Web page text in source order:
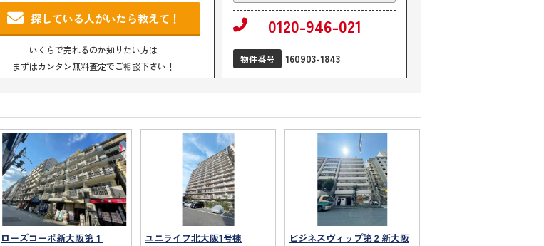
探している人がいたら教えて！
いくらで売れるのか知りたい方は
まずはカンタン無料査定でご相談下さい！
0120-946-021
物件番号 160903-1843
ローズコーポ新大阪第１ ユニライフ北大阪1号棟 ビジネスヴィップ第２新大阪